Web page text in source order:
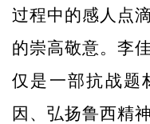
过程中的感人点
的崇高敬意。李
仅是一部抗战题
因、弘扬鲁西精